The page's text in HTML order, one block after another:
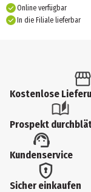
Online verfügbar
In die Filiale lieferbar
Kostenlose
Prospekt
Kundenservice
Sicher einkaufen